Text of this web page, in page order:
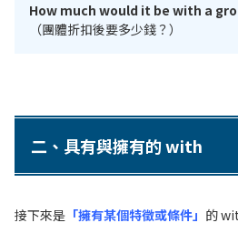
How much would it be with a
（團體折扣後要多少錢？）
二、具有與擁有的 with
接下來是 「擁有某個特徵或條件」 的